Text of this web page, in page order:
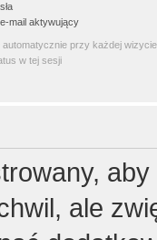
mail aktywujący
automatycznie przy każdej wizycie
w tej sesji
ale